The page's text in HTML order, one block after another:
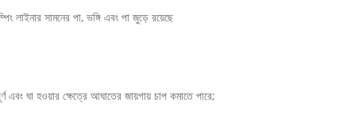
লাইনার সামনের পা, ভঙ্গি এবং পা জুড়ে রয়েছে
এবং ঘা হওয়ার ক্ষেত্রে আঘাতের জায়গায় চাপ কমাতে পারে;